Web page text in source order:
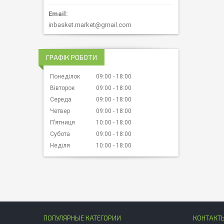
inbasket.market@gmail.com
ГРАФІК РОБОТИ
Понеділок 09:00
18:00
Вівторок
09:00
18:00
Середа
09:00
18:00
Четвер
09:00
18:00
Пʼятниця
10:00
18:00
Субота
09:00
18:00
Неділя
10:00 18:00
ПОПУЛЯРНЫЕ КАТЕГОРИИ